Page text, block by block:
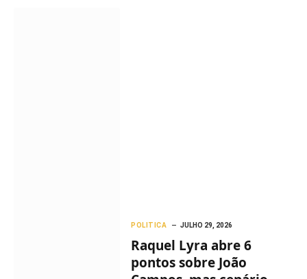
POLITICA JULHO 29, 2026
Raquel Lyra abre 6
pontos sobre João